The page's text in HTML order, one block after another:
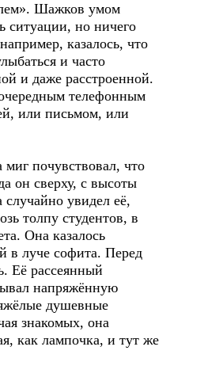
Шажков умом
ситуации, но ничего
казалось, что
и часто
и даже расстроенной.
телефонным
или письмом, или
почувствовал, что
он сверху, с высоты
случайно увидел её,
толпу студентов, в
Она казалось
в луче софита. Перед
Её рассеянный
напряжённую
душевные
знакомых, она
как лампочка, и тут же